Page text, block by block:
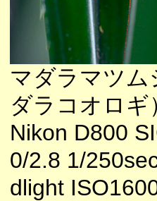
マダラマツム
ダラコオロギ
Nikon D800
0/2.8 1/
dlight